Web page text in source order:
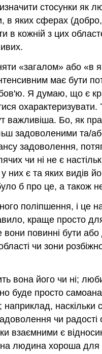
стосунки як
сферах (добро,
з цих
«загалом» або «в
має бути
Я думаю, що є
важливіша. Бо, як
задоволеними та/
задоволення,
чи ні не є
є та яких видів
б про це, а також
поліпшення, і
краще просто
повинні бути
чи зони
вона його чи ні;
буде просто
чи
взаємними є
людина хороша для